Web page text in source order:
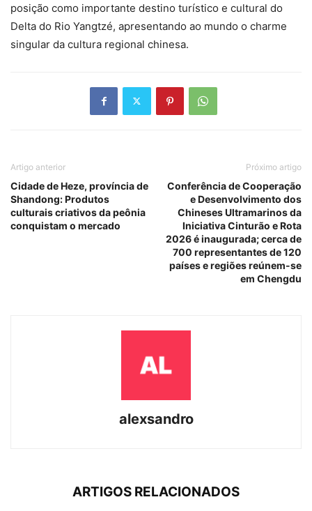
posição como importante destino turístico e cultural do
Delta do Rio Yangtzé, apresentando ao mundo o charme
singular da cultura regional chinesa.
Artigo anterior
Cidade de Heze, província de
Shandong: Produtos
culturais criativos da peônia
conquistam o mercado
Próximo artigo
Conferência de Cooperação
e Desenvolvimento dos
Chineses Ultramarinos da
Iniciativa Cinturão e Rota
2026 é inaugurada; cerca de
700 representantes de 120
países e regiões reúnem-se
em Chengdu
alexsandro
ARTIGOS RELACIONADOS